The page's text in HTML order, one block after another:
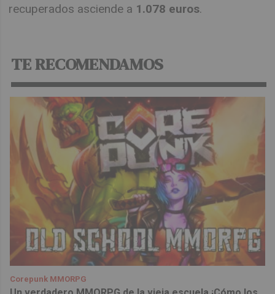
recuperados asciende a 1.078 euros.
TE RECOMENDAMOS
Corepunk MMORPG